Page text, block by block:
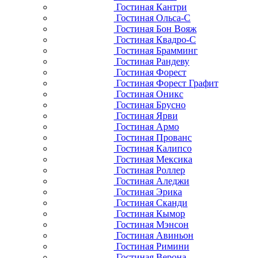
Гостиная Кантри
Гостиная Ольса-С
Гостиная Бон Вояж
Гостиная Квадро-С
Гостиная Брамминг
Гостиная Рандеву
Гостиная Форест
Гостиная Форест Графит
Гостиная Оникс
Гостиная Брусно
Гостиная Ярви
Гостиная Армо
Гостиная Прованс
Гостиная Калипсо
Гостиная Мексика
Гостиная Роллер
Гостиная Аледжи
Гостиная Эрика
Гостиная Сканди
Гостиная Кымор
Гостиная Мэнсон
Гостиная Авиньон
Гостиная Римини